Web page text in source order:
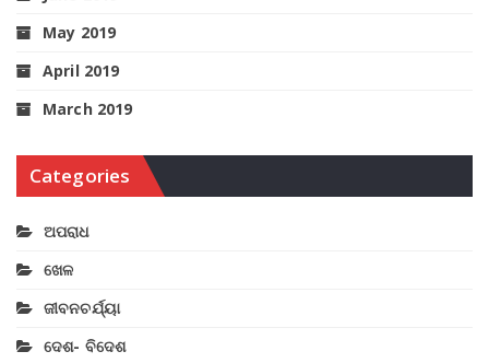
May 2019
April 2019
March 2019
Categories
ଅପରାଧ
ଖେଳ
ଜୀବନଚର୍ଯ୍ୟା
ଦେଶ- ବିଦେଶ